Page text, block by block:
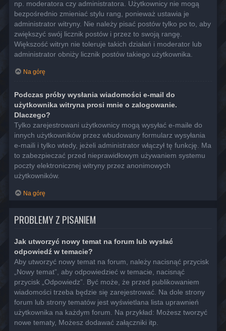
np. moderatora czy administratora. Użytkownicy nie mogą
bezpośrednio zmieniać stylu rang, ponieważ ustawia je
administrator witryny. Nie należy pisać postów tylko po to, aby
zwiększyć swój licznik postów i przez to swoją rangę.
Większość witryn nie toleruje takich działań i moderator lub
administrator obniży licznik postów takiego użytkownika.
Na górę
Podczas próby wysłania wiadomości e-mail do
użytkownika witryna prosi mnie o zalogowanie.
Dlaczego?
Tylko zarejestrowani użytkownicy mogą wysyłać e-maile do
innych użytkowników przez wbudowany formularz wysyłania
e-maili i tylko wtedy, jeżeli administrator włączył tę funkcję. Ma
to zabezpieczać przed nieprawidłowym używaniem systemu
poczty elektronicznej witryny przez anonimowych
użytkowników.
Na górę
PROBLEMY Z PISANIEM
Jak utworzyć nowy temat na forum lub wysłać
odpowiedź w temacie?
Aby utworzyć nowy temat na forum, należy nacisnąć przycisk
„Nowy temat”, aby odpowiedzieć w temacie, nacisnąć
przycisk „Odpowiedz”. Być może, że przed publikowaniem
wiadomości trzeba będzie się zarejestrować. Na dole strony
forum lub strony tematów jest wyświetlana lista uprawnień
użytkownika na każdym forum. Na przykład: Możesz tworzyć
nowe tematy, Możesz dodawać załączniki itp.